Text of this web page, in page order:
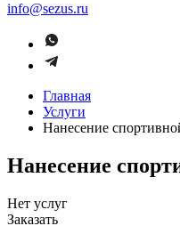
info@sezus.ru
Главная
Услуги
Нанесение
Нанесение
Нет услуг
Заказать